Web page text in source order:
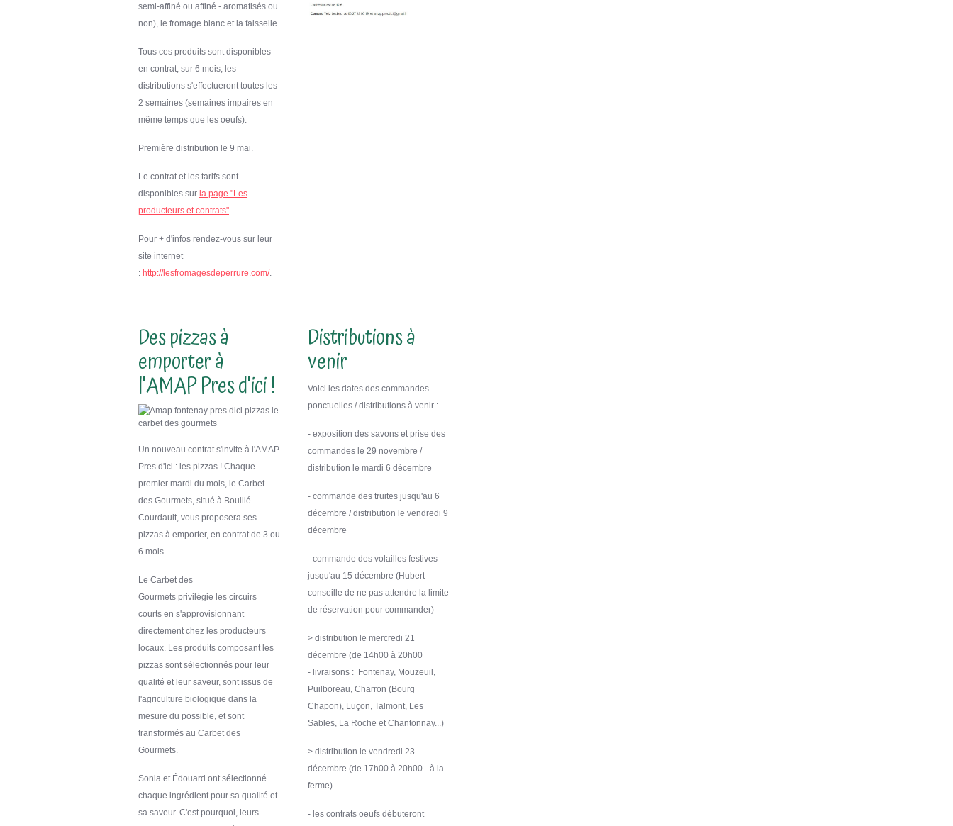
semi-affiné ou affiné - aromatisés ou
non), le fromage blanc et la faisselle.
Tous ces produits sont disponibles
en contrat, sur 6 mois, les
distributions s'effectueront toutes les
2 semaines (semaines impaires en
même temps que les oeufs).
Première distribution le 9 mai.
Le contrat et les tarifs sont
disponibles sur la page "Les
producteurs et contrats".
Pour + d'infos rendez-vous sur leur
site internet
: http://lesfromagesdeperrure.com/.
Des pizzas à
emporter à
l'AMAP Pres d'ici !
Un nouveau contrat s'invite à l'AMAP
Pres d'ici : les pizzas ! Chaque
premier mardi du mois, le Carbet
des Gourmets, situé à Bouillé-
Courdault, vous proposera ses
pizzas à emporter, en contrat de 3 ou
6 mois.
Le Carbet des
Gourmets privilégie les circuirs
courts en s'approvisionnant
directement chez les producteurs
locaux. Les produits composant les
pizzas sont sélectionnés pour leur
qualité et leur saveur, sont issus de
l'agriculture biologique dans la
mesure du possible, et sont
transformés au Carbet des
Gourmets.
Sonia et Édouard ont sélectionné
chaque ingrédient pour sa qualité et
sa saveur. C'est pourquoi, leurs
Distributions à
venir
Voici les dates des commandes
ponctuelles / distributions à venir :
- exposition des savons et prise des
commandes le 29 novembre /
distribution le mardi 6 décembre
- commande des truites jusqu'au 6
décembre / distribution le vendredi 9
décembre
- commande des volailles festives
jusqu'au 15 décembre (Hubert
conseille de ne pas attendre la limite
de réservation pour commander)
> distribution le mercredi 21
décembre (de 14h00 à 20h00
- livraisons : Fontenay, Mouzeuil,
Puilboreau, Charron (Bourg
Chapon), Luçon, Talmont, Les
Sables, La Roche et Chantonnay...)
> distribution le vendredi 23
décembre (de 17h00 à 20h00 - à la
ferme)
- les contrats oeufs débuteront